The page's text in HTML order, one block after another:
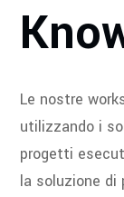
Le nostre
utilizzando i
progetti
la soluzione di